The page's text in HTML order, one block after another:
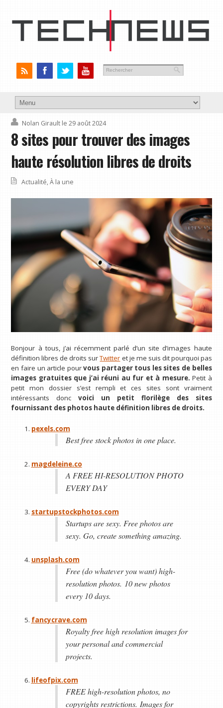
Nolan Girault le 29 août 2024
8 sites pour trouver des images
haute résolution libres de droits
Actualité,À la une
Bonjour à tous, j’ai récemment parlé d’un site d’images haute
définition libres de droits surTwitter et je me suis dit pourquoi pas
en faire un article pourvous partager tous les sites de belles
images gratuites que j’ai réuni au fur et à mesure. Petit à
petit mon dossier s’est rempli et ces sites sont vraiment
intéressants doncvoici un petit florilège des sites
fournissant des photos haute définition libres de droits.
pexels.com
Best free stock photos in one place.
magdeleine.co
A FREE HI-RESOLUTION PHOTO
EVERY DAY
startupstockphotos.com
Startups are sexy. Free photos are
sexy. Go, create something amazing.
unsplash.com
Free (do whatever you want) high-
resolution photos. 10 new photos
every 10 days.
fancycrave.com
Royalty free high resolution images for
your personal and commercial
projects.
lifeofpix.com
FREE high-resolution photos, no
copyrights restrictions. Images for